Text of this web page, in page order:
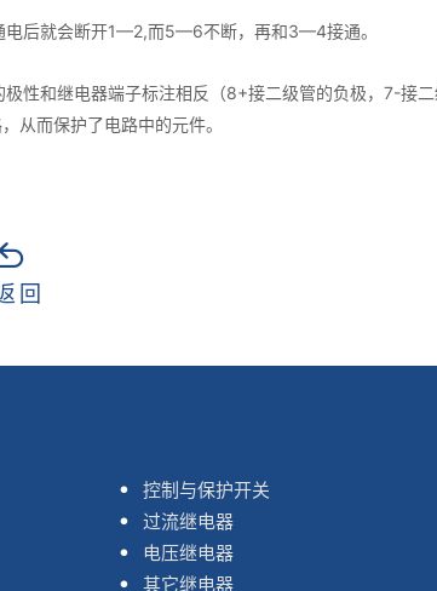
后就会断开1—2,而5—6不断，再和3—4接通。
和继电器端子标注相反（8+接二级管的负极，7-接
从而保护了电路中的元件。
回
控制与保护开关
过流继电器
电压继电器
其它继电器